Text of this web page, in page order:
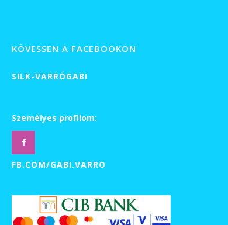
KÖVESSEN A FACEBOOKON
SILK-VARRÓGABI
Személyes profilom:
FB.COM/GABI.VARRO